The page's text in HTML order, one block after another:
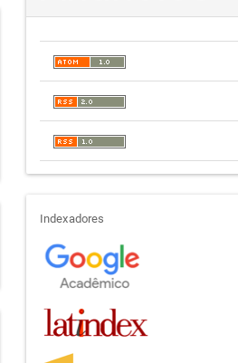
indexadores
Indexadores